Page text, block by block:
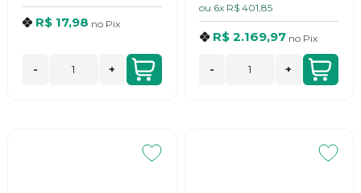
R$ 17,98 no Pix
- +
ou 6x R$ 401,85
R$ 2.169,97 no Pix
- +